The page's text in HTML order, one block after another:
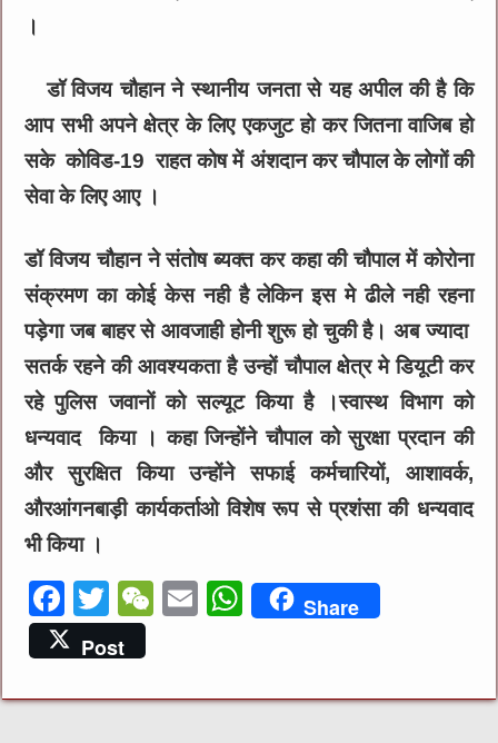
।
डॉ विजय चौहान ने स्थानीय जनता से यह अपील की है कि
आप सभी अपने क्षेत्र के लिए एकजुट हो कर जितना वाजिब हो
सके कोविड-19 राहत कोष में अंशदान कर चौपाल के लोगों की
सेवा के लिए आए ।
डॉ विजय चौहान ने संतोष ब्यक्त कर कहा की चौपाल में कोरोना
संक्रमण का कोई केस नही है लेकिन इस मे ढीले नही रहना
पड़ेगा जब बाहर से आवजाही होनी शुरू हो चुकी है। अब ज्यादा
सतर्क रहने की आवश्यकता है उन्हों चौपाल क्षेत्र मे डियूटी कर
रहे पुलिस जवानों को सल्यूट किया है ।स्वास्थ विभाग को
धन्यवाद किया । कहा जिन्होंने चौपाल को सुरक्षा प्रदान की
और सुरक्षित किया उन्होंने सफाई कर्मचारियों, आशावर्क,
औरआंगनबाड़ी कार्यकर्ताओ विशेष रूप से प्रशंसा की धन्यवाद
भी किया ।
F
a
c
e
T
w
it
te
W
h
E
l
W
s
Share
Post